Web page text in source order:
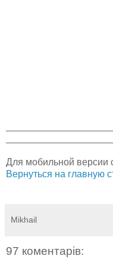
Для мобильной версии
Вернуться на главную
Mikhail
97 коментарів: